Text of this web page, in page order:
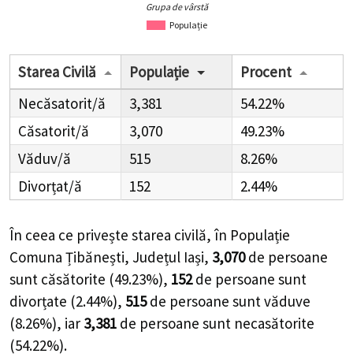
Populație
Grupa de vârstă
Starea Civilă Populație
Procent
Necăsatorit/ă
3,381
54.22%
Căsatorit/ă
3,070
49.23%
Văduv/ă
515
8.26%
Divorțat/ă
152 2.44%
În ceea ce privește starea civilă, în Populație
Comuna Țibănești, Județul Iași, 3,070 de persoane
sunt căsătorite (49.23%), 152 de persoane sunt
divorțate (2.44%), 515 de persoane sunt văduve
(8.26%), iar 3,381 de persoane sunt necasătorite
(54.22%).